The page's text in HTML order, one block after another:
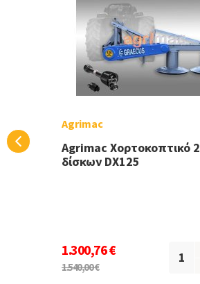
Agrimac
Agrimac Χορτοκοπτικό 2
δίσκων DX125
1.300,76 €
1.540,00 €